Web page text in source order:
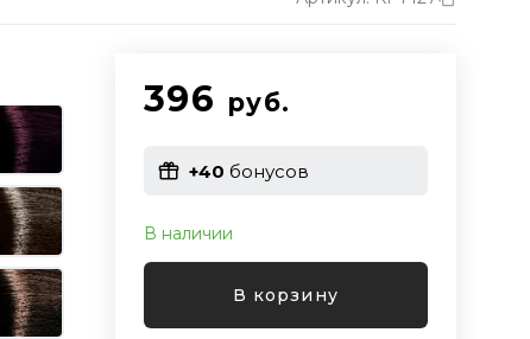
396 руб.
+40 бонусов
В наличии
В корзину